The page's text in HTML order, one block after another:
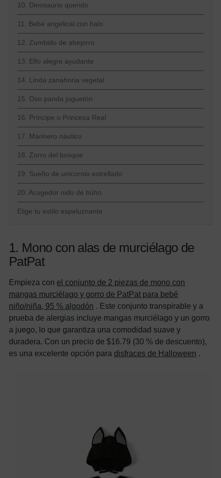
10. Dinosaurio querido
11. Bebé angelical con halo
12. Zumbido de abejorro
13. Elfo alegre ayudante
14. Linda zanahoria vegetal
15. Oso panda juguetón
16. Príncipe o Princesa Real
17. Marinero náutico
18. Zorro del bosque
19. Sueño de unicornio estrellado
20. Acogedor nido de búho
Elige tu estilo espeluznante
1. Mono con alas de murciélago de
PatPat
Empieza con el conjunto de 2 piezas de mono con
mangas murciélago y gorro de PatPat para bebé
niño/niña, 95 % algodón . Este conjunto transpirable y a
prueba de alergias incluye mangas murciélago y un gorro
a juego, lo que garantiza una comodidad suave y
duradera. Con un precio de $16.79 (30 % de descuento),
es una excelente opción para disfraces de Halloween .